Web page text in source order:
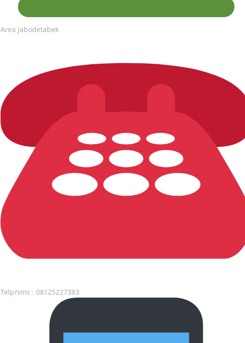
Area Jabodetabek
Telp/sms : 08125227383